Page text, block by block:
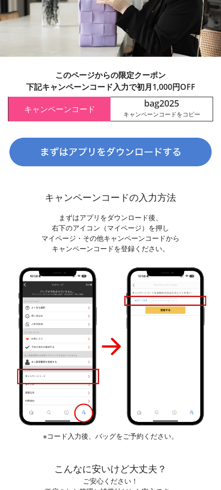
このページからの限定クーポン
下記キャンペーンコード入力で初月1,000円OFF
キャンペーンコード bag2025
キャンペーンコードをコピー
キャンペーンコードの入力方法
まずはアプリをダウンロード後、
右下のアイコン（マイページ）を押し
マイページ・その他キャンペーンコードから
キャンペーンコードを登録ください。
※コード入力後、バッグをご予約ください。
こんなに安いけど大丈夫？
ご安心ください！